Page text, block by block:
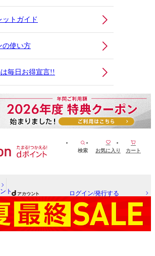
ットガイド
の使い方
は毎日お得宣言!!
検索 お気に入り カート
ト ログイン/発行する